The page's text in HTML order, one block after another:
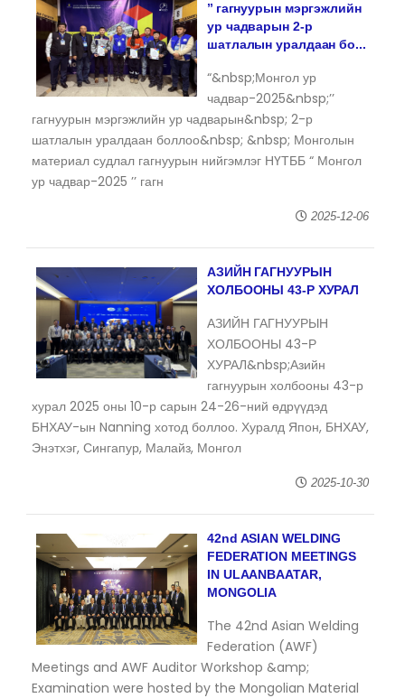
’’ гагнуурын мэргэжлийн
ур чадварын 2-р
шатлалын уралдаан бо...
“&nbsp;Монгол ур
чадвар-2025&nbsp;’’
гагнуурын мэргэжлийн ур чадварын&nbsp; 2-р
шатлалын уралдаан боллоо&nbsp; &nbsp; Монголын
материал судлал гагнуурын нийгэмлэг НҮТББ “ Монгол
ур чадвар-2025 ’’ гагн
2025-12-06
АЗИЙН ГАГНУУРЫН
ХОЛБООНЫ 43-Р ХУРАЛ
АЗИЙН ГАГНУУРЫН
ХОЛБООНЫ 43-Р
ХУРАЛ&nbsp;Азийн
гагнуурын холбооны 43-р
хурал 2025 оны 10-р сарын 24-26-ний өдрүүдэд
БНХАУ-ын Nanning хотод боллоо. Хуралд Япон, БНХАУ,
Энэтхэг, Сингапур, Малайз, Монгол
2025-10-30
42nd ASIAN WELDING
FEDERATION MEETINGS
IN ULAANBAATAR,
MONGOLIA
The 42nd Asian Welding
Federation (AWF)
Meetings and AWF Auditor Workshop &amp;
Examination were hosted by the Mongolian Material